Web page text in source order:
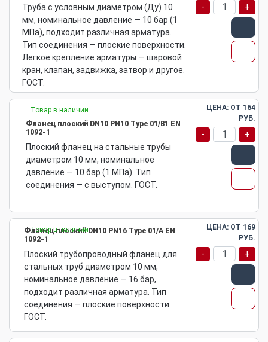
Труба с условным диаметром (Ду) 10
мм, номинальное давление — 10 бар (1
МПа), подходит различная арматура.
Тип соединения — плоские поверхности.
Легкое крепление арматуры — шаровой
кран, клапан, задвижка, затвор и другое.
ГОСТ.
- +
Товар в наличии
Фланец плоский DN10 PN10 Type 01/B1 EN
1092-1
Плоский фланец на стальные трубы
диаметром 10 мм, номинальное
давление — 10 бар (1 МПа). Тип
соединения — с выступом. ГОСТ.
ЦЕНА: ОТ 164
РУБ.
- +
Товар в наличии
Фланец плоский DN10 PN16 Type 01/A EN
1092-1
Плоский трубопроводный фланец для
стальных труб диаметром 10 мм,
номинальное давление — 16 бар,
подходит различная арматура. Тип
соединения — плоские поверхности.
ГОСТ.
ЦЕНА: ОТ 169
РУБ.
- +